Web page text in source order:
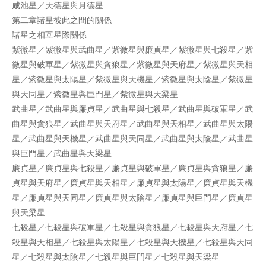
咸池星／天德星與月德星
第二章諸星彼此之間的關係
諸星之相互星際關係
紫微星／紫微星與武曲星／紫微星與廉貞星／紫微星與七殺星／紫
微星與破軍星／紫微星與貪狼星／紫微星與天府星／紫微星與天相
星／紫微星與太陽星／紫微星與天機星／紫微星與太陰星／紫微星
與天同星／紫微星與巨門星／紫微星與天梁星
武曲星／武曲星與廉貞星／武曲星與七殺星／武曲星與破軍星／武
曲星與貪狼星／武曲星與天府星／武曲星與天相星／武曲星與太陽
星／武曲星與天機星／武曲星與天同星／武曲星與太陰星／武曲星
與巨門星／武曲星與天梁星
廉貞星／廉貞星與七殺星／廉貞星與破軍星／廉貞星與貪狼星／廉
貞星與天府星／廉貞星與天相星／廉貞星與太陽星／廉貞星與天機
星／廉貞星與天同星／廉貞星與太陰星／廉貞星與巨門星／廉貞星
與天梁星
七殺星／七殺星與破軍星／七殺星與貪狼星／七殺星與天府星／七
殺星與天相星／七殺星與太陽星／七殺星與天機星／七殺星與天同
星／七殺星與太陰星／七殺星與巨門星／七殺星與天梁星